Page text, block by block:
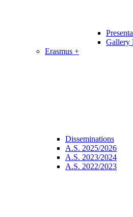
Gallery
Erasmus +
Disseminations
A.S. 2025/2026
A.S. 2023/2024
A.S. 2022/2023